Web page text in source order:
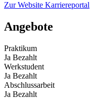
Zur Website Karriereportal
Angebote
Praktikum
Ja Bezahlt
Werkstudent
Ja Bezahlt
Abschlussarbeit
Ja Bezahlt